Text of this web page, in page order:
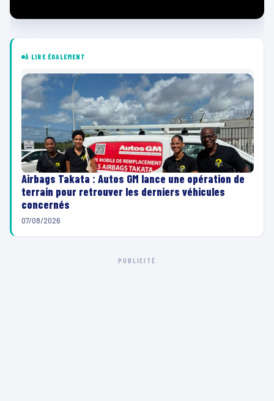
À LIRE ÉGALEMENT
Airbags Takata : Autos GM lance une opération de
terrain pour retrouver les derniers véhicules
concernés
07/08/2026
PUBLICITÉ